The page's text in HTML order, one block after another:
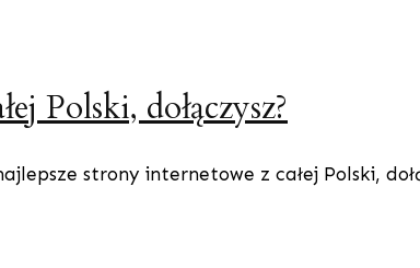
Polski, dołączysz?
strony internetowe z całej Polski,